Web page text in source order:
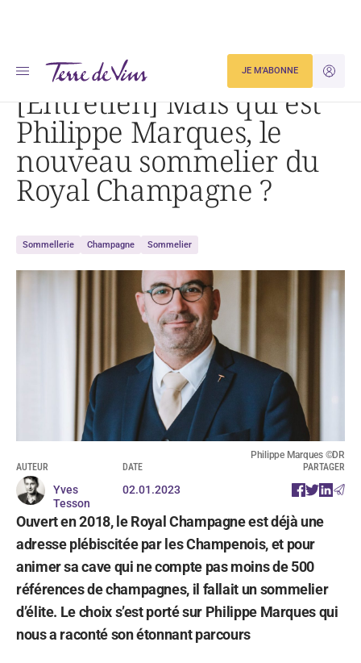
JE
JE M'ABONNE
Accueil
[Entretien] Mais qui est Philippe Marques, le nouveau sommelier du Royal Champagne ?
[Entretien] Mais qui est
Philippe Marques, le
nouveau sommelier du
Royal Champagne ?
Sommellerie Champagne Sommelier
Philippe Marques ©DR
AUTEUR
Yves
Tesson
DATE
02.01.2023
PARTAGER
Ouvert en 2018, le Royal Champagne est déjà une
adresse plébiscitée par les Champenois, et pour
animer sa cave qui ne compte pas moins de 500
références de champagnes, il fallait un sommelier
d’élite. Le choix s’est porté sur Philippe Marques qui
nous a raconté son étonnant parcours